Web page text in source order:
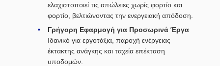
ελαχιστοποιεί τις απώλειες χωρίς φορτίο και
φορτίο, βελτιώνοντας την ενεργειακή απόδοση.
Γρήγορη Εφαρμογή για Προσωρινά Έργα
Ιδανικό για εργοτάξια, παροχή ενέργειας
έκτακτης ανάγκης και ταχεία επέκταση
υποδομών.